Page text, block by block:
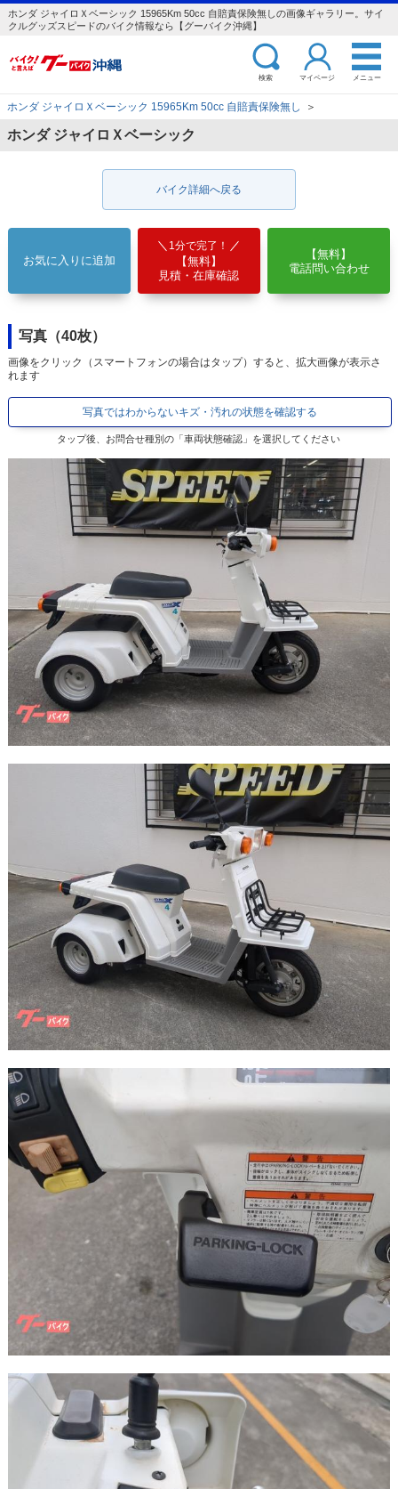
ホンダ ジャイロＸベーシック 15965Km 50cc 自賠責保険無しの画像ギャラリー。サイ
クルグッズスピードのバイク情報なら【グーバイク沖縄】
検索 マイページ メニュー
ホンダ ジャイロＸベーシック 15965Km 50cc 自賠責保険無し ＞
ホンダ ジャイロＸベーシック
バイク詳細へ戻る
お気に入りに追加
1分で完了！
【無料】
見積・在庫確認
【無料】
電話問い合わせ
写真（40枚）
画像をクリック（スマートフォンの場合はタップ）すると、拡大画像が表示さ
れます
写真ではわからないキズ・汚れの状態を確認する
タップ後、お問合せ種別の「車両状態確認」を選択してください